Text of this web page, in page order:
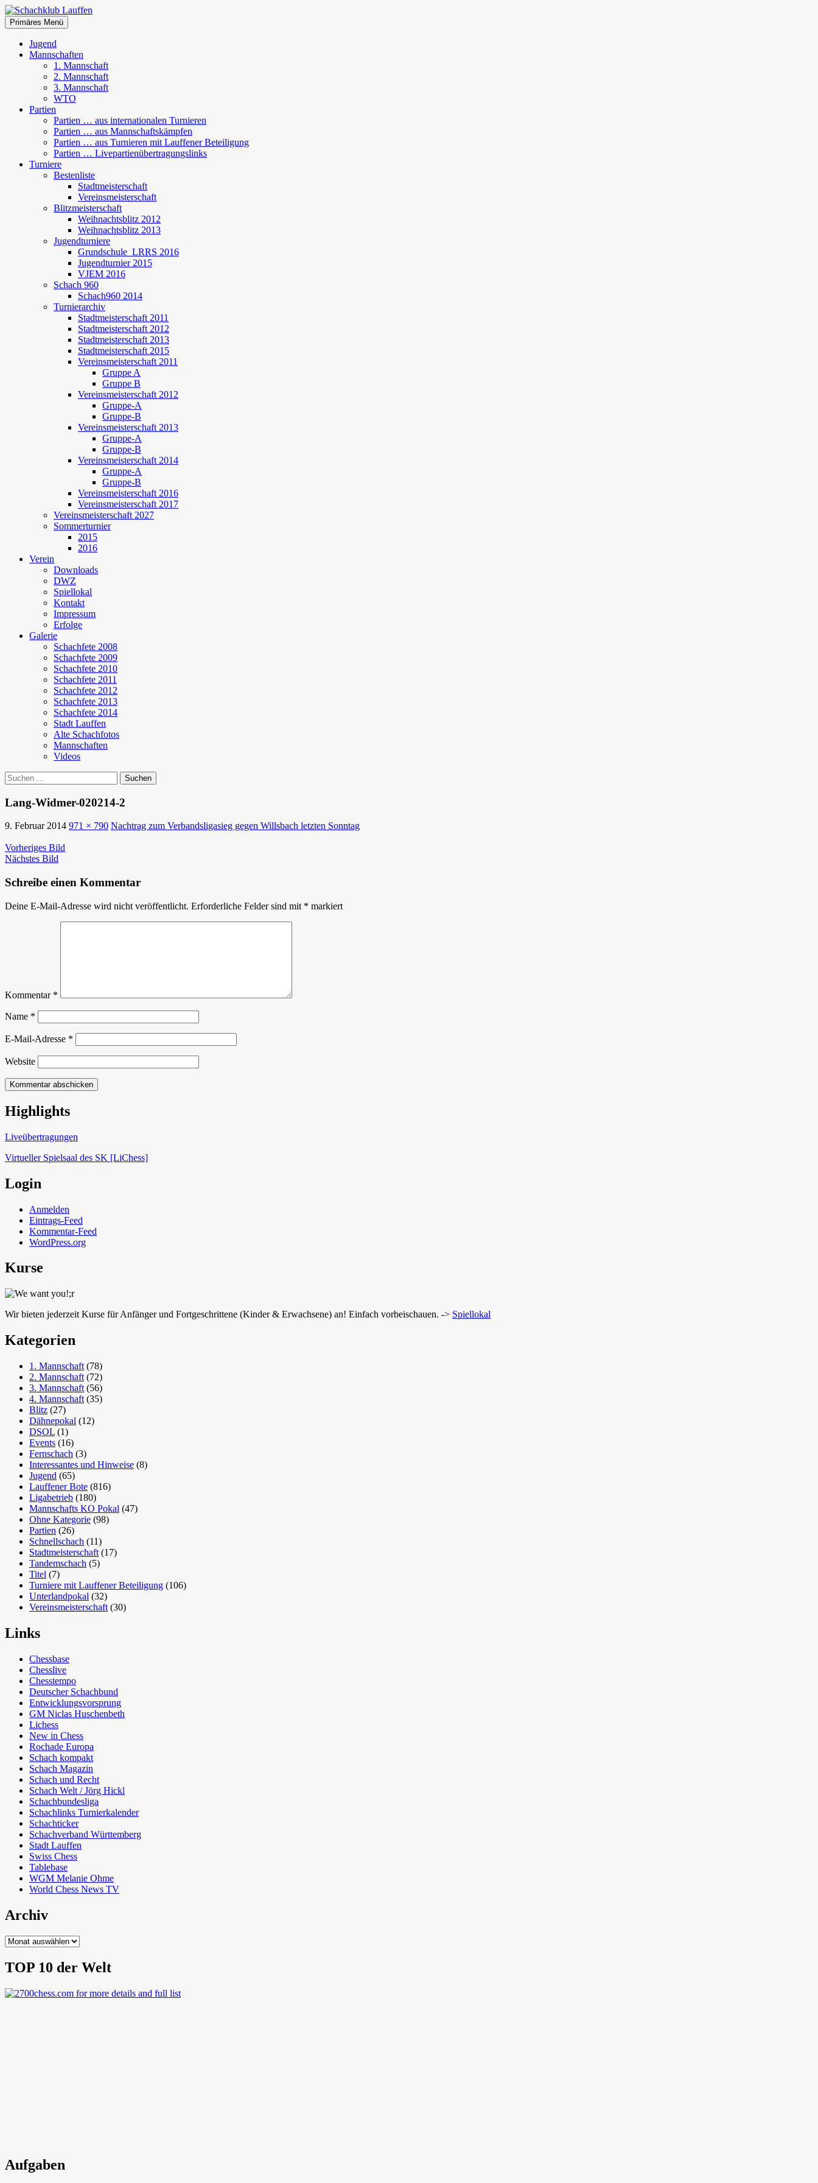
Zum
Inhalt
springen
Schachklub Lauffen
Suchen
Primäres Menü
Jugend
Mannschaften
1. Mannschaft
2. Mannschaft
3. Mannschaft
WTO
Partien
Partien … aus internationalen Turnieren
Partien … aus Mannschaftskämpfen
Partien … aus Turnieren mit Lauffener Beteiligung
Partien … Livepartienübertragungslinks
Turniere
Bestenliste
Stadtmeisterschaft
Vereinsmeisterschaft
Blitzmeisterschaft
Weihnachtsblitz 2012
Weihnachtsblitz 2013
Jugendturniere
Grundschule_LRRS 2016
Jugendturnier 2015
VJEM 2016
Schach 960
Schach960 2014
Turnierarchiv
Stadtmeisterschaft 2011
Stadtmeisterschaft 2012
Stadtmeisterschaft 2013
Stadtmeisterschaft 2015
Vereinsmeisterschaft 2011
Gruppe A
Gruppe B
Vereinsmeisterschaft 2012
Gruppe-A
Gruppe-B
Vereinsmeisterschaft 2013
Gruppe-A
Gruppe-B
Vereinsmeisterschaft 2014
Gruppe-A
Gruppe-B
Vereinsmeisterschaft 2016
Vereinsmeisterschaft 2017
Vereinsmeisterschaft 2027
Sommerturnier
2015
2016
Verein
Downloads
DWZ
Spiellokal
Kontakt
Impressum
Erfolge
Galerie
Schachfete 2008
Schachfete 2009
Schachfete 2010
Schachfete 2011
Schachfete 2012
Schachfete 2013
Schachfete 2014
Stadt Lauffen
Alte Schachfotos
Mannschaften
Videos
Suchen
nach:
Lang-Widmer-020214-2
9. Februar 2014 971 × 790 Nachtrag zum Verbandsligasieg gegen Willsbach letzten Sonntag
Vorheriges Bild
Nächstes Bild
Schreibe einen Kommentar
Deine E-Mail-Adresse wird nicht veröffentlicht. Erforderliche Felder sind mit * markiert
Kommentar *
Name *
E-Mail-Adresse *
Website
Schach in Lauffen
Highlights
Liveübertragungen
Virtueller Spielsaal des SK [LiChess]
Login
Anmelden
Eintrags-Feed
Kommentar-Feed
WordPress.org
Kurse
Wir bieten jederzeit Kurse für Anfänger und Fortgeschrittene (Kinder & Erwachsene) an! Einfach vorbeischauen. -> Spiellokal
Kategorien
1. Mannschaft (78)
2. Mannschaft (72)
3. Mannschaft (56)
4. Mannschaft (35)
Blitz (27)
Dähnepokal (12)
DSOL (1)
Events (16)
Fernschach (3)
Interessantes und Hinweise (8)
Jugend (65)
Lauffener Bote (816)
Ligabetrieb (180)
Mannschafts KO Pokal (47)
Ohne Kategorie (98)
Partien (26)
Schnellschach (11)
Stadtmeisterschaft (17)
Tandemschach (5)
Titel (7)
Turniere mit Lauffener Beteiligung (106)
Unterlandpokal (32)
Vereinsmeisterschaft (30)
Links
Chessbase
Chesslive
Chesstempo
Deutscher Schachbund
Entwicklungsvorsprung
GM Niclas Huschenbeth
Lichess
New in Chess
Rochade Europa
Schach kompakt
Schach Magazin
Schach und Recht
Schach Welt / Jörg Hickl
Schachbundesliga
Schachlinks Turnierkalender
Schachticker
Schachverband Württemberg
Stadt Lauffen
Swiss Chess
Tablebase
WGM Melanie Ohme
World Chess News TV
Archiv
Archiv
TOP 10 der Welt
Aufgaben